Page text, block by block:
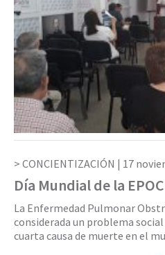
CONCIENTIZACIÓN | 17
Día Mundial de la EPOC
La Enfermedad Pulmonar
considerada un problema
cuarta causa de muerte en el